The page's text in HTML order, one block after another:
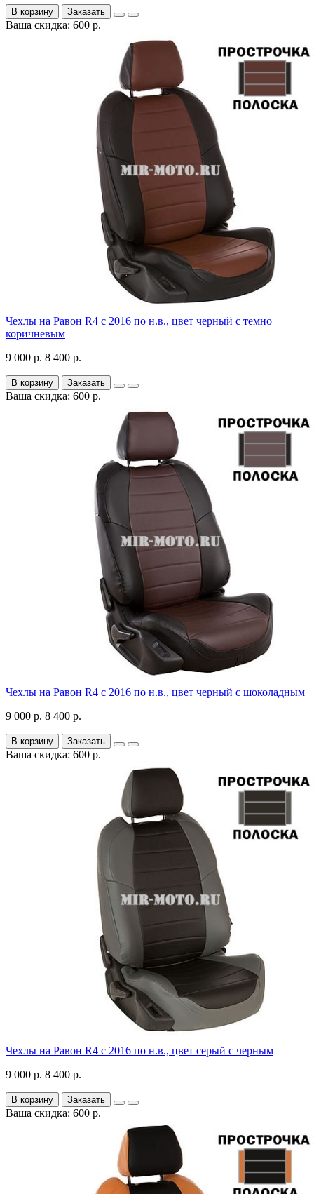
В корзину Заказать
Ваша скидка: 600 р.
Чехлы на Равон R4 с 2016 по н.в., цвет черный с темно
коричневым
9 000 р. 8 400 р.
В корзину Заказать
Ваша скидка: 600 р.
Чехлы на Равон R4 с 2016 по н.в., цвет черный с шоколадным
9 000 р. 8 400 р.
В корзину Заказать
Ваша скидка: 600 р.
Чехлы на Равон R4 с 2016 по н.в., цвет серый с черным
9 000 р. 8 400 р.
В корзину Заказать
Ваша скидка: 600 р.